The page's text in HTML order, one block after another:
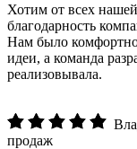
Хотим от всех
благодарность
Нам было
идеи, а команда
реализовывала.
продаж